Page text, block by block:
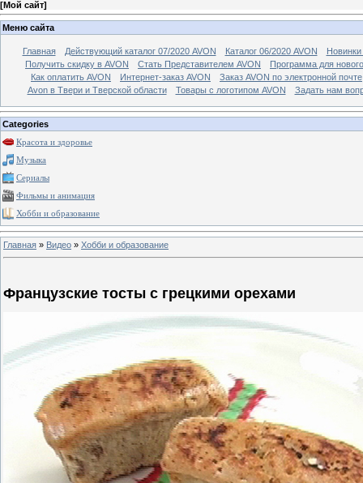
[Мой сайт]
Меню сайта
Главная Действующий каталог 07/2020 AVON Каталог 06/2020 AVON
Новинки
Получить скидку в AVON
Стать Представителем AVON
Программа для
Как оплатить AVON
Интернет-заказ AVON
Заказ AVON по электронной почте
Avon в Твери и Тверской области
Товары с логотипом AVON Задать нам
Categories
Красота и здоровье
Музыка
Сериалы
Фильмы и анимация
Хобби и образование
Главная » Видео » Хобби и образование
Французские тосты с грецкими орехами